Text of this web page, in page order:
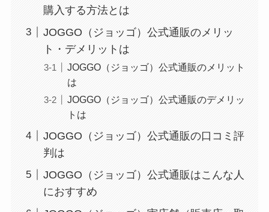
購入する方法とは
JOGGO（ジョッゴ）公式通販のメリッ
ト・デメリットは
JOGGO（ジョッゴ）公式通販のメリット
は
JOGGO（ジョッゴ）公式通販のデメリッ
トは
JOGGO（ジョッゴ）公式通販の口コミ評
判は
JOGGO（ジョッゴ）公式通販はこんな人
におすすめ